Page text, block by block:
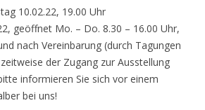
10.02.22, 19.00 Uhr
geöffnet Mo. – Do. 8.30 – 16.00 Uhr,
nach Vereinbarung (durch Tagungen
der Zugang zur Ausstellung
informieren Sie sich vor einem
bei uns!